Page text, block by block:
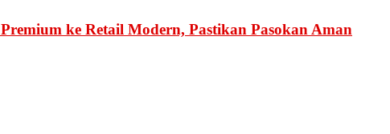
ke Retail Modern, Pastikan Pasokan Aman